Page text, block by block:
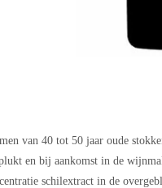
van 40 tot 50 jaar oude
en bij aankomst in de
schilextract in de